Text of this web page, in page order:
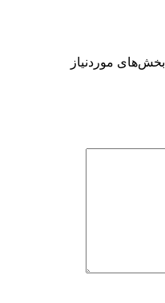
بخش‌های موردنیاز